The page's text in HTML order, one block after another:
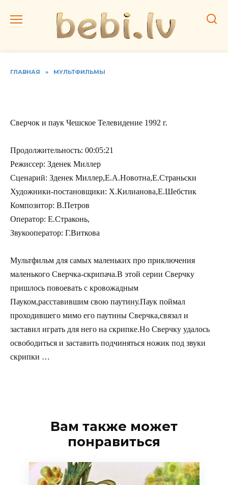
ГЛАВНАЯ » МУЛЬТФИЛЬМЫ
Сверчок и паук Чешское Телевидение 1992 г.
Продолжительность: 00:05:21
Режиссер: Зденек Миллер
Сценарий: Зденек Миллер,Е.А.Новотна,Е.Страньски
Художники-постановщики: Х.Килианова,Е.Шебстик
Композитор: В.Петров
Оператор: Е.Страконь,
Звукооператор: Г.Виткова
Мультфильм для самых маленьких про приключения
маленького Сверчка-скрипача.В этой серии Сверчку
пришлось повоевать с кровожадным
Пауком,расставившим свою паутину.Паук поймал
проходившего мимо его паутины Сверчка,связал и
заставил играть для него на скрипке.Но Сверчку удалось
освободиться и заставить подчиняться ножик под звуки
скрипки …
Вам также может
понравиться